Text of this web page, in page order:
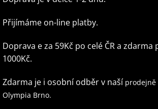
Přijímáme on-line platby.
Doprava e za 59Kč po celé ČRa zdarma
1000Kč.
Zdarma je i osobní odběr v naší prodejně
Olympia Brno.